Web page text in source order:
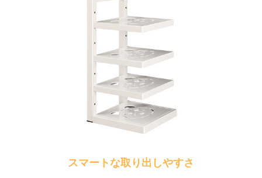
スマートな取り出しやすさ